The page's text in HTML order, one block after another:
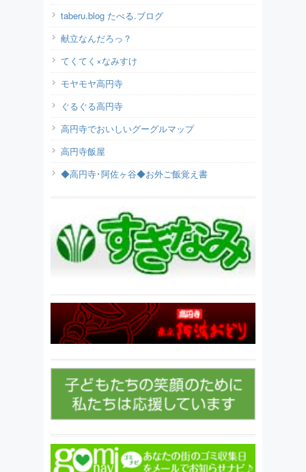
taberu.blog たべる.ブログ
献立なんだろっ？
てくてく×なみすけ
モヤモヤ高円寺
ぐるぐる高円寺
高円寺でおいしいグーグルマップ
高円寺飯屋
◆高円寺･阿佐ヶ谷◆お外ご飯覚え書